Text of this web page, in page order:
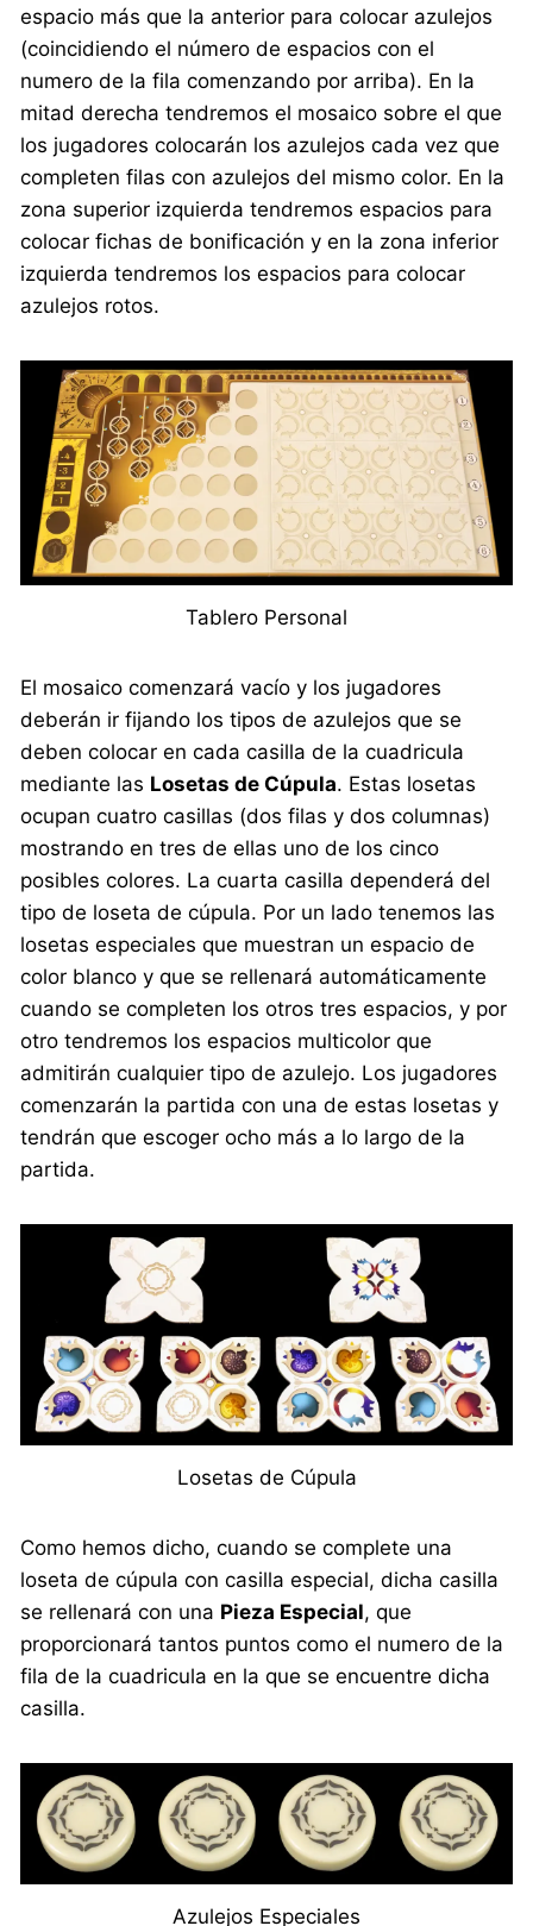
espacio más que la anterior para colocar azulejos
(coincidiendo el número de espacios con el
numero de la fila comenzando por arriba). En la
mitad derecha tendremos el mosaico sobre el que
los jugadores colocarán los azulejos cada vez que
completen filas con azulejos del mismo color. En la
zona superior izquierda tendremos espacios para
colocar fichas de bonificación y en la zona inferior
izquierda tendremos los espacios para colocar
azulejos rotos.
Tablero Personal
El mosaico comenzará vacío y los jugadores
deberán ir fijando los tipos de azulejos que se
deben colocar en cada casilla de la cuadricula
mediante las Losetas de Cúpula. Estas losetas
ocupan cuatro casillas (dos filas y dos columnas)
mostrando en tres de ellas uno de los cinco
posibles colores. La cuarta casilla dependerá del
tipo de loseta de cúpula. Por un lado tenemos las
losetas especiales que muestran un espacio de
color blanco y que se rellenará automáticamente
cuando se completen los otros tres espacios, y por
otro tendremos los espacios multicolor que
admitirán cualquier tipo de azulejo. Los jugadores
comenzarán la partida con una de estas losetas y
tendrán que escoger ocho más a lo largo de la
partida.
Losetas de Cúpula
Como hemos dicho, cuando se complete una
loseta de cúpula con casilla especial, dicha casilla
se rellenará con una Pieza Especial, que
proporcionará tantos puntos como el numero de la
fila de la cuadricula en la que se encuentre dicha
casilla.
Azulejos Especiales